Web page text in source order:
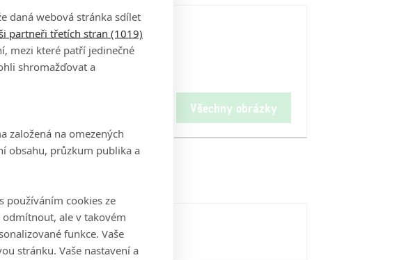
Všechny obrázky
videií: 0
daná webová stránka sdílet
partneři třetích stran (1019)
mezi které patří jedinečné
shromažďovat a
založená na omezených
obsahu, průzkum publika a
používáním cookies ze
ale v takovém
funkce. Vaše
stránku. Vaše nastavení a